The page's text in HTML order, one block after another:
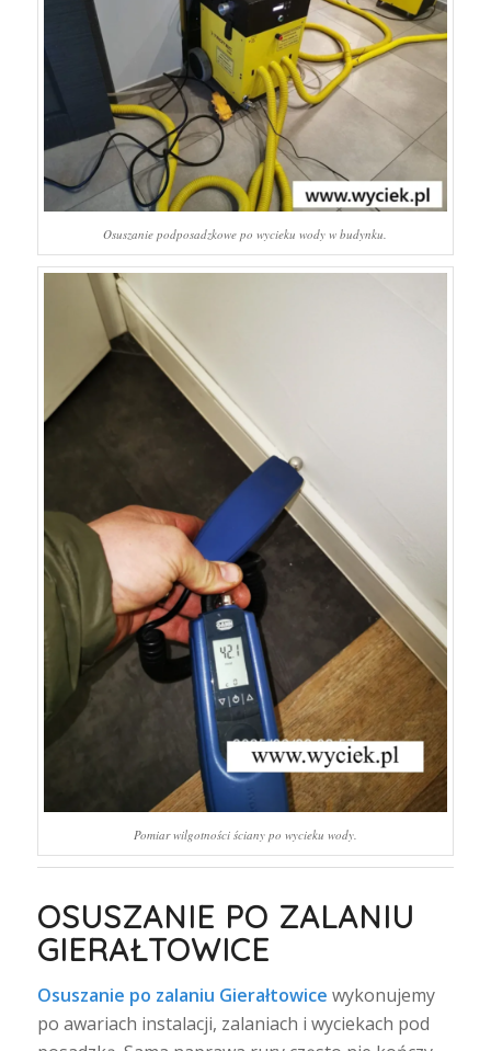
Osuszanie podposadzkowe po wycieku wody w budynku.
Pomiar wilgotności ściany po wycieku wody.
OSUSZANIE PO ZALANIU
GIERAŁTOWICE
Osuszanie po zalaniu Gierałtowice wykonujemy
po awariach instalacji, zalaniach i wyciekach pod